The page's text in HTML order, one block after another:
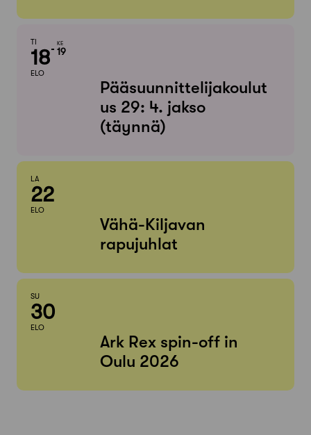
TI
18
ELO
KE
19
Pääsuunnittelijakoulut
us 29: 4. jakso
(täynnä)
LA
22
ELO
Vähä-Kiljavan
rapujuhlat
SU
30
ELO
Ark Rex spin-off in
Oulu 2026